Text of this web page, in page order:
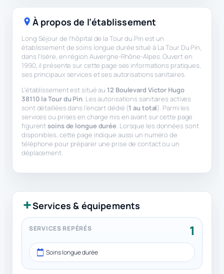
À propos de l’établissement
Long Séjour de l'hôpital de la Tour du Pin est un
établissement de soins longue durée situé à La Tour Du Pin,
dans l’Isère, en région Auvergne-Rhône-Alpes. Ouvert en
1990, il présente sur cette page ses informations pratiques,
ses principaux services et ses autorisations sanitaires.
L’établissement est situé au 12 Boulevard Victor Hugo
38110 la Tour du Pin . Les autorisations sanitaires actives
sont détaillées dans l’encart dédié (1 au total). Parmi les
services ou prises en charge mis en avant sur cette page
figurentsoins de longue durée . Lorsque les données sont
disponibles, cette page indique aussi un numéro de
téléphone pour préparer une prise de contact ou un
déplacement.
Services & équipements
SERVICES REPÉRÉS 1
Soins longue durée